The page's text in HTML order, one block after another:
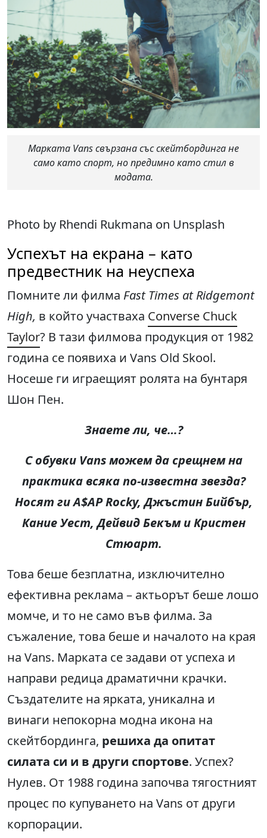
Марката Vans свързана със скейтбординга не
само като спорт, но предимно като стил в
модата.
Photo by Rhendi Rukmana on Unsplash
Успехът на екрана – като
предвестник на неуспеха
Помните ли филма Fast Times at Ridgemont
High, в който участваха Converse Chuck
Taylor? В тази филмова продукция от 1982
година се появиха и Vans Old Skool.
Носеше ги играещият ролята на бунтаря
Шон Пен.
Знаете ли, че…?
С обувки Vans можем да срещнем на
практика всяка по-известна звезда?
Носят ги A$AP Rocky, Джъстин Бийбър,
Кание Уест, Дейвид Бекъм и Кристен
Стюарт.
Това беше безплатна, изключително
ефективна реклама – актьорът беше лошо
момче, и то не само във филма. За
съжаление, това беше и началото на края
на Vans. Марката се задави от успеха и
направи редица драматични крачки.
Създателите на ярката, уникална и
винаги непокорна модна икона на
скейтбординга, решиха да опитат
силата си и в други спортове. Успех?
Нулев. От 1988 година започва тягостният
процес по купуването на Vans от други
корпорации.